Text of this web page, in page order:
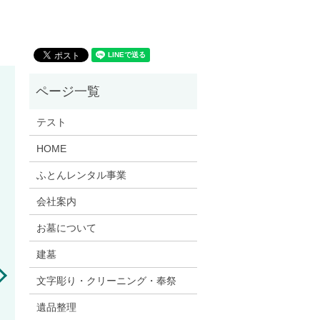
テスト
HOME
ふとんレンタル事業
会社案内
お墓について
建墓
文字彫り・クリーニング・奉祭
遺品整理